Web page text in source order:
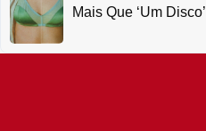
Mais Que ‘um Disco’